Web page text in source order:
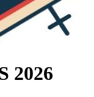
2026